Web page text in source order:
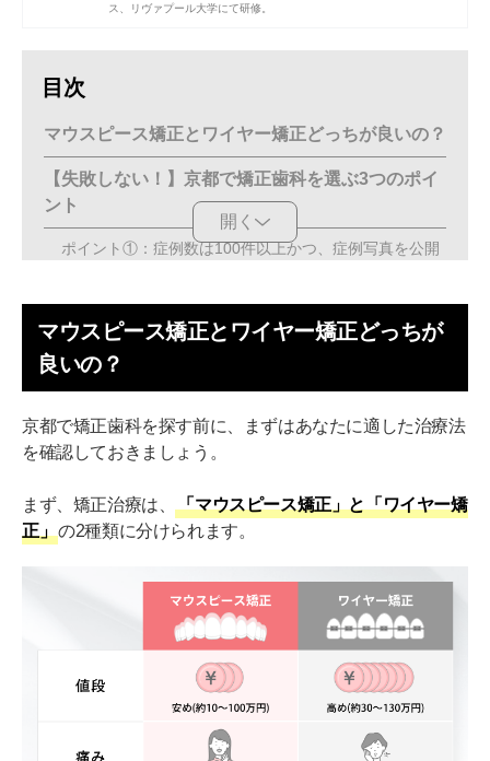
ス、リヴァプール大学にて研修。
目次
マウスピース矯正とワイヤー矯正どっちが良いの？
【失敗しない！】京都で矯正歯科を選ぶ3つのポイ
ント
ポイント①：症例数は100件以上かつ、症例写真を公開
用なし
ポイント③：必ず2件以上の見積もりを取る
京都で評判の良いおすすめ矯正歯科医10医院！
【出町柳駅徒歩4分】京都 出町トラスト歯科・矯正歯科
【松ヶ崎駅徒歩1分】巴山矯正歯科・歯科
【四条駅徒歩3分】アルデブランデンタルクリニック京
【京都河原町駅徒歩2分】京都 四条河原町トラスト歯
【十条駅徒歩4分】烏丸十条マス歯科・矯正歯科
開く
マウスピース矯正とワイヤー矯正どっちが
良いの？
京都で矯正歯科を探す前に、まずはあなたに適した治療法
を確認しておきましょう。
まず、矯正治療は、
「マウスピース矯正」と「ワイヤー矯
正」 の2種類に分けられます。